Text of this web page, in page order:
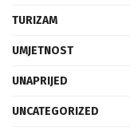
TURIZAM
UMJETNOST
UNAPRIJED
UNCATEGORIZED